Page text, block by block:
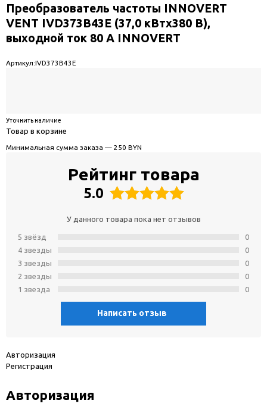
Преобразователь частоты INNOVERT
VENT IVD373B43E (37,0 кВтx380 В),
выходной ток 80 А INNOVERT
Артикул:IVD373B43E
Уточнить наличие
Товар в корзине
Минимальная сумма заказа — 250 BYN
Рейтинг товара
5.0
У данного товара пока нет отзывов
5 звёзд
4 звeзды
3 звeзды
2 звeзды
1 звeзда
0
0
0
0
0
Написать отзыв
Авторизация
Регистрация
Авторизация